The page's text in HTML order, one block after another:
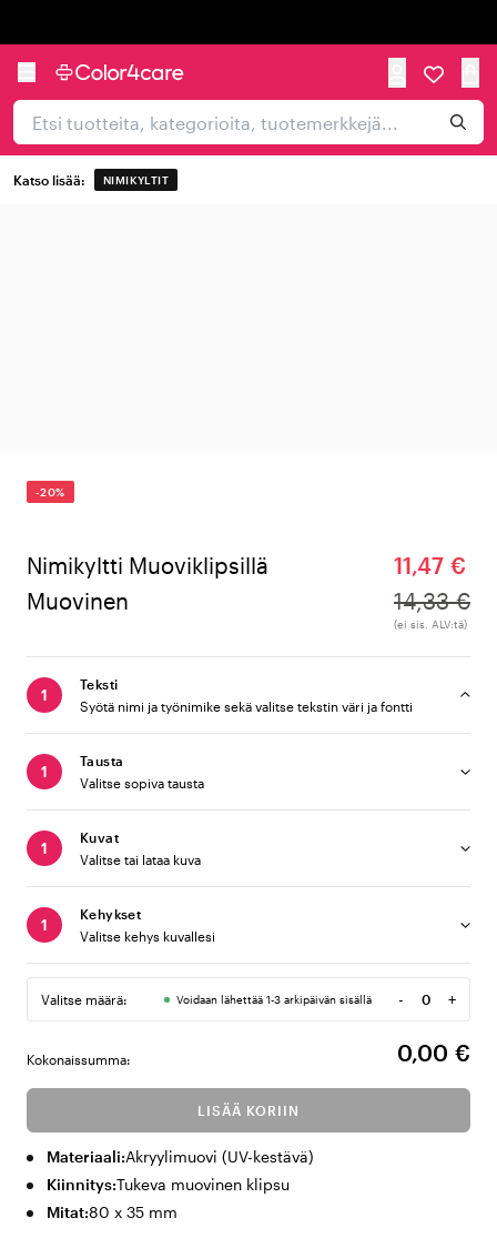
Katso lisää: NIMIKYLTIT
-20%
Nimikyltti Muoviklipsillä
Muovinen
11,47 €
14,33 €
(ei sis. ALV:tä)
Teksti
Syötä nimi ja työnimike sekä valitse tekstin väri ja fontti
Tausta
Valitse sopiva tausta
Kuvat
Valitse tai lataa kuva
Kehykset
Valitse kehys kuvallesi
Valitse määrä: Voidaan lähettää 1-3 arkipäivän sisällä -
Määrä
+
Kokonaissumma: 0,00 €
LISÄÄ KORIIN
Materiaali:Akryylimuovi (UV-kestävä)
Kiinnitys:Tukeva muovinen klipsu
Mitat:80 x 35 mm